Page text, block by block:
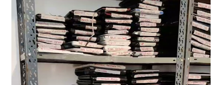
NOSOTROS
SERVICIOS
CONTACTO